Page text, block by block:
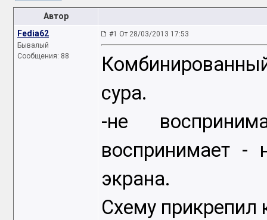
Автор
Fedia62
Бывалый
Сообщения: 88
#1 От 28/03/2013 17:53
сура.
-не
воспринимает -
экрана.
Схему прикрепил